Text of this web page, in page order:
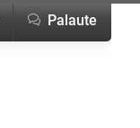
Palaute